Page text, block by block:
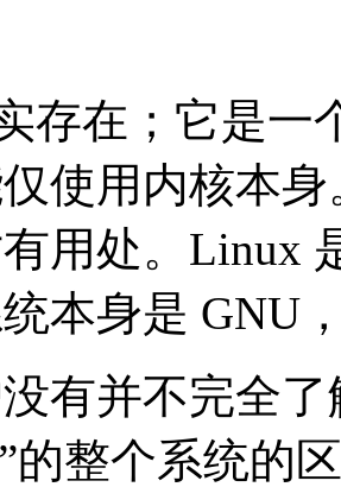
存在；它是一
使用内核本
用处。Linux
本身是 GNU
有并不完全
的整个系统的